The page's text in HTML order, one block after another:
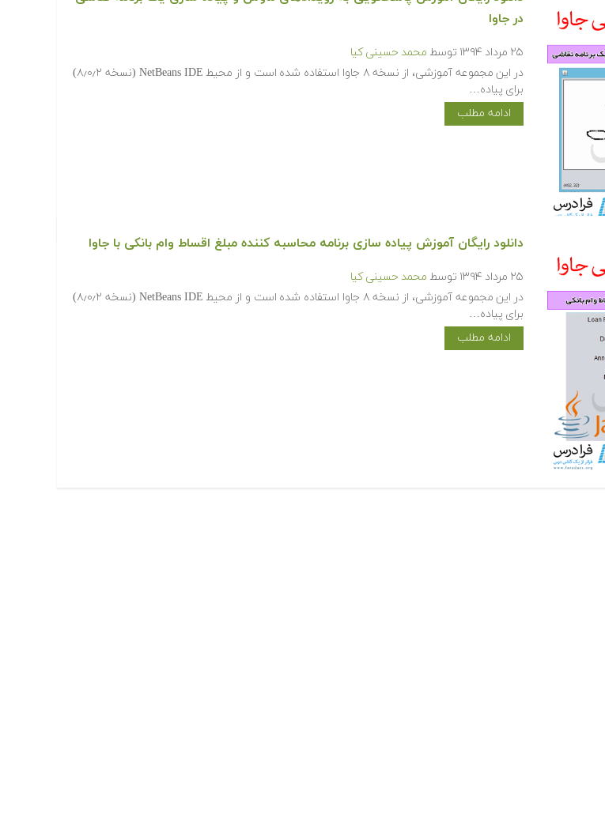
در جاوا
۲۵ مرداد ۱۳۹۴ توسط محمد حسینی کیا
در این مجموعه آموزشی، از نسخه ۸ جاوا استفاده شده است و از محیط NetBeans IDE (نسخه ۸٫۰٫۲)
برای پیاده…
ادامه مطلب
دانلود رایگان آموزش پیاده سازی برنامه محاسبه کننده مبلغ اقساط وام بانکی با جاوا
۲۵ مرداد ۱۳۹۴ توسط محمد حسینی کیا
در این مجموعه آموزشی، از نسخه ۸ جاوا استفاده شده است و از محیط NetBeans IDE (نسخه ۸٫۰٫۲)
برای پیاده…
ادامه مطلب